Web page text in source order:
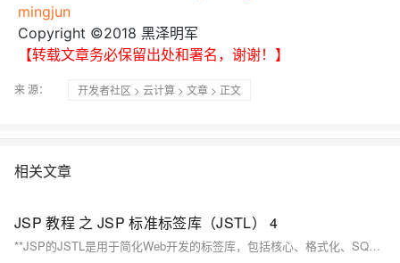
mingjun
Copyright ©2018 黑泽明军
【转载文章务必保留出处和署名，谢谢！】
来 源： 开发者社区 > 云计算 > 文章 > 正文
相关文章
JSP 教程 之 JSP 标准标签库（JSTL） 4
**JSP的JSTL是用于简化Web开发的标签库，包括核心、格式化、SQL、XML和函数5个部分。SQL标签库允许与数据库交互，如设定数据源、执行查询和更新，以及处理参数。例如， `&lt;sql:setDataSource&gt;` 定义数据源， `&lt;sql:query&gt;` 执行查询。通过使用JSTL，开发者能更整洁地处理JSP页面。**